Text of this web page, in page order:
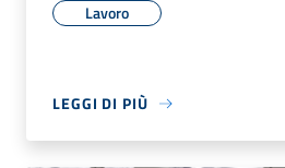
Lavoro
LEGGI DI PIÙ